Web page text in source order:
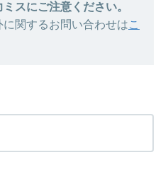
スにご注意ください。
関するお問い合わせはこ